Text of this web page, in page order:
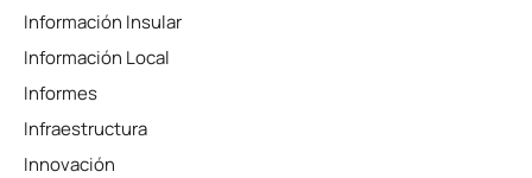
Información Insular
Información Local
Informes
Infraestructura
Innovación